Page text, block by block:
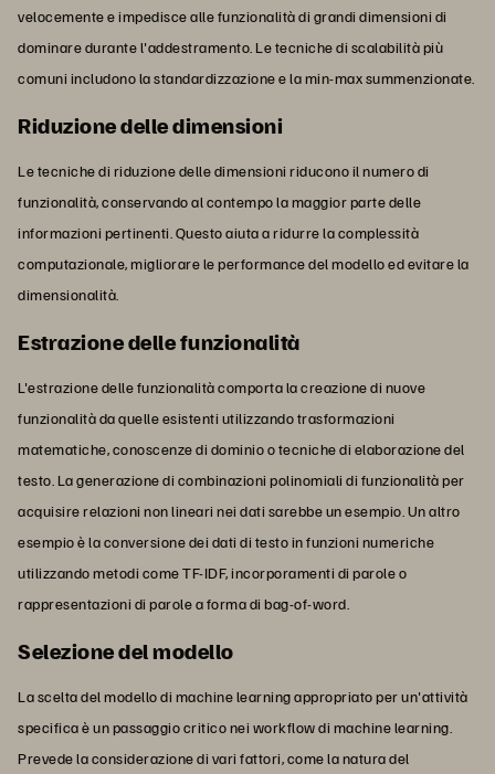
velocemente e impedisce alle funzionalità di grandi dimensioni di
dominare durante l'addestramento. Le tecniche di scalabilità più
comuni includono la standardizzazione e la min-max summenzionate.
Riduzione delle dimensioni
Le tecniche di riduzione delle dimensioni riducono il numero di
funzionalità, conservando al contempo la maggior parte delle
informazioni pertinenti. Questo aiuta a ridurre la complessità
computazionale, migliorare le performance del modello ed evitare la
dimensionalità.
Estrazione delle funzionalità
L'estrazione delle funzionalità comporta la creazione di nuove
funzionalità da quelle esistenti utilizzando trasformazioni
matematiche, conoscenze di dominio o tecniche di elaborazione del
testo. La generazione di combinazioni polinomiali di funzionalità per
acquisire relazioni non lineari nei dati sarebbe un esempio. Un altro
esempio è la conversione dei dati di testo in funzioni numeriche
utilizzando metodi come TF-IDF, incorporamenti di parole o
rappresentazioni di parole a forma di bag-of-word.
Selezione del modello
La scelta del modello di machine learning appropriato per un'attività
specifica è un passaggio critico nei workflow di machine learning.
Prevede la considerazione di vari fattori, come la natura del